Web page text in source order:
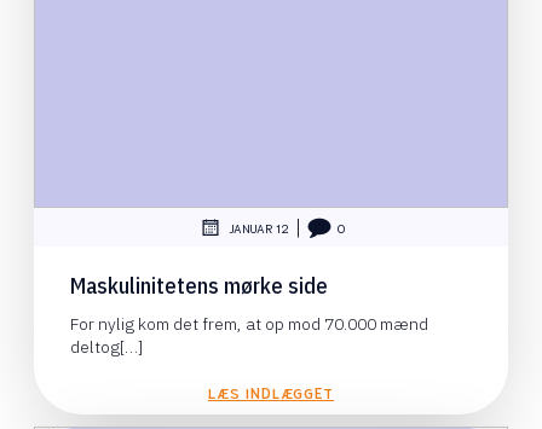
JANUAR 12 0
Maskulinitetens mørke side
For nylig kom det frem, at op mod 70.000 mænd
deltog[…]
LÆS INDLÆGGET